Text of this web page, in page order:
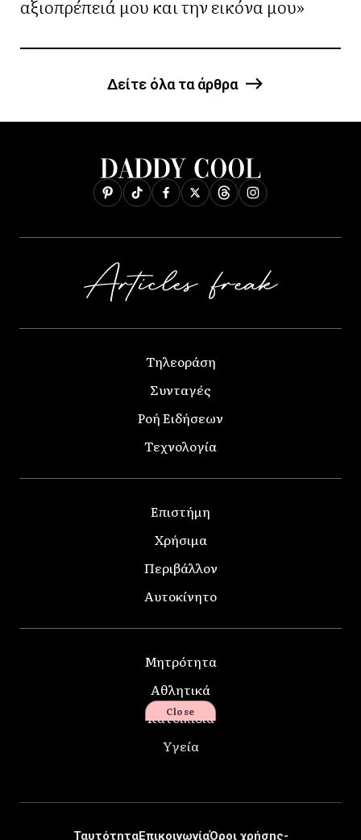
αξιοπρέπειά μου και την εικόνα μου»
Δείτε όλα τα άρθρα
Τηλεοράση
Συνταγές
Ροή Ειδήσεων
Τεχνολογία
Επιστήμη
Χρήσιμα
Περιβάλλον
Αυτοκίνητο
Μητρότητα
Αθλητικά
Κατοικίδια
Υγεία
ΤαυτότηταΕπικοινωνίαΌροι χρήσης-
Close